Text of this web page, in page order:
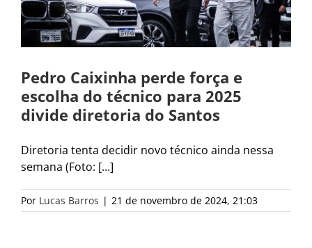
Pedro Caixinha perde força e
escolha do técnico para 2025
divide diretoria do Santos
Diretoria tenta decidir novo técnico ainda nessa
semana (Foto: [...]
Por Lucas Barros | 21 de novembro de 2024, 21:03